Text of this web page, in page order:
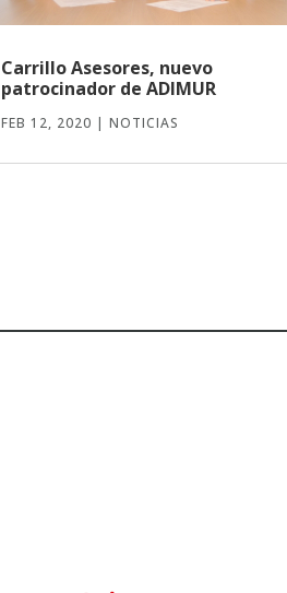
Carrillo Asesores, nuevo
patrocinador de ADIMUR
FEB 12, 2020 |NOTICIAS